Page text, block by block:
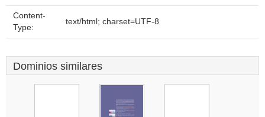
Content-
Type:
text/html; charset=UTF-8
Dominios similares